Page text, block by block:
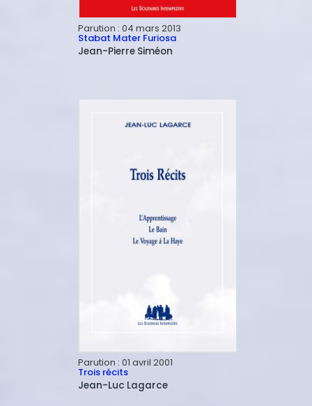
Parution : 04 mars 2013
Stabat Mater Furiosa
Jean-Pierre Siméon
Parution : 01 avril 2001
Trois récits
Jean-Luc Lagarce